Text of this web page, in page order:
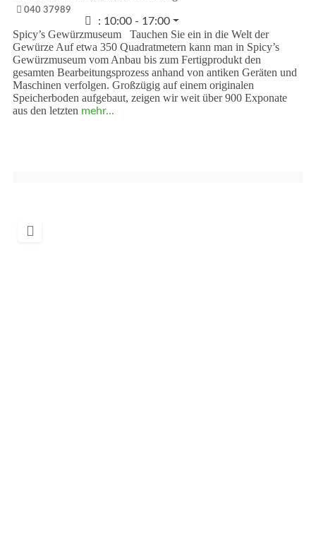
040 37989
: 10:00 - 17:00
Spicy’s Gewürzmuseum Tauchen Sie ein in die Welt der
Gewürze Auf etwa 350 Quadratmetern kann man in Spicy’s
Gewürzmuseum vom Anbau bis zum Fertigprodukt den
gesamten Bearbeitungsprozess anhand von antiken Geräten und
Maschinen verfolgen. Großzügig auf einem originalen
Speicherboden aufgebaut, zeigen wir weit über 900 Exponate
aus den letzten mehr...